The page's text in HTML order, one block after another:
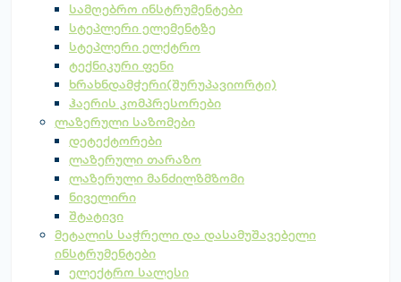
სამღებრო ინსტრუმენტები
სტეპლერი ელემენტზე
სტეპლერი ელქტრო
ტექნიკური ფენი
ხრახნდამჭერი(შურუპავიორტი)
ჰაერის კომპრესორები
ლაზერული საზომები
დეტექტორები
ლაზერული თარაზო
ლაზერული მანძილზმზომი
ნიველირი
შტატივი
მეტალის საჭრელი და დასამუშავებელი
ინსტრუმენტები
ელექტრო სალესი